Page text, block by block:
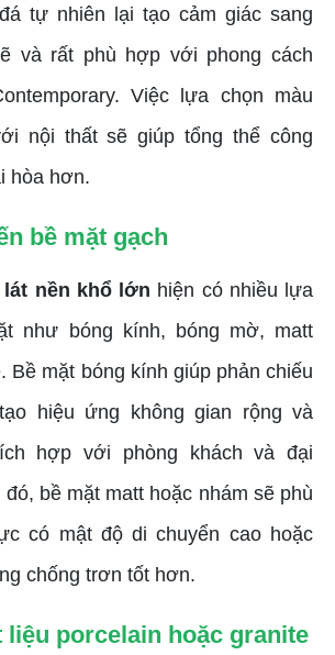
tự nhiên lại tạo cảm giác sang
và rất phù hợp với phong cách
Việc lựa chọn màu
nội thất sẽ giúp tổng thể công
hòa hơn.
bề mặt gạch
lát nền khổ lớn hiện có nhiều lựa
như bóng kính, bóng mờ, matt
Bề mặt bóng kính giúp phản chiếu
hiệu ứng không gian rộng và
hợp với phòng khách và đại
bề mặt matt hoặc nhám sẽ phù
có mật độ di chuyển cao hoặc
chống trơn tốt hơn.
liệu porcelain hoặc granite